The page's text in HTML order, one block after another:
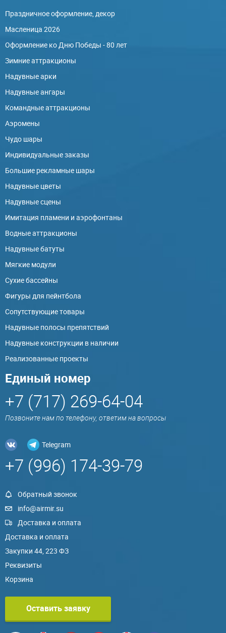
Праздничное оформление, декор
Масленица 2026
Оформление ко Дню Победы - 80 лет
Зимние аттракционы
Надувные арки
Надувные ангары
Командные аттракционы
Аэромены
Чудо шары
Индивидуальные заказы
Большие рекламные шары
Надувные цветы
Надувные сцены
Имитация пламени и аэрофонтаны
Водные аттракционы
Надувные батуты
Мягкие модули
Сухие бассейны
Фигуры для пейнтбола
Сопутствующие товары
Надувные полосы препятствий
Надувные конструкции в наличии
Реализованные проекты
Единый номер
+7 (717) 269-64-04
Позвоните нам по телефону, ответим на вопросы
Telegram
+7 (996) 174-39-79
Обратный звонок
info@airmir.su
Доставка и оплата
Доставка и оплата
Закупки 44, 223 ФЗ
Реквизиты
Корзина
Оставить заявку